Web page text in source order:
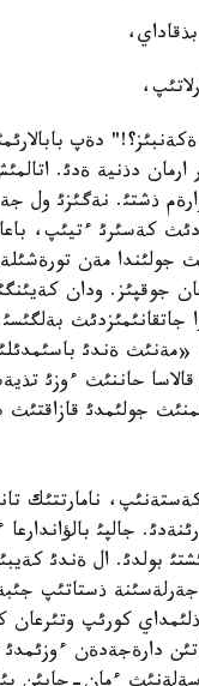
دةپ
ارمان دذنية ةدئ.
ذشتئ. نةگئزئ ول
كةسئرئ ءتيئپ،
مةن
جوقپئز. ودان
جاتقانئمئزدئث
ةندئ
حاننئث ءوزئ
جولئمدئ قازاقتئث
نامارتتئك
جالپئ
بولدئ. ال ةندئ
ذستاتئپ
كورئپ وتئرعان
دارةجةدةن ءوزئمدئ